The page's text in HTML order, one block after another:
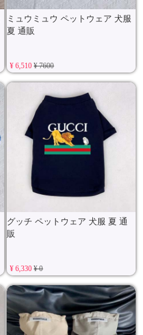
ミュウミュウ ペットウェア 犬服
夏 通販
¥ 6,510¥ 7600
グッチ ペットウェア 犬服 夏 通
販
¥ 6,330¥ 0